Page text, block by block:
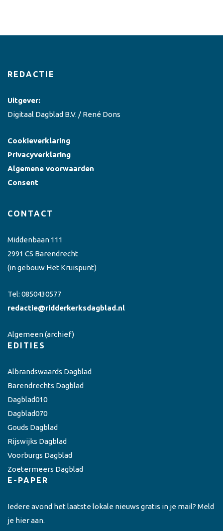
REDACTIE
Uitgever:
Digitaal Dagblad B.V. / René Dons
Cookieverklaring
Privacyverklaring
Algemene voorwaarden
Consent
CONTACT
Middenbaan 111
2991 CS Barendrecht
(in gebouw Het Kruispunt)
Tel: 0850430577
redactie@ridderkerksdagblad.nl
Algemeen(archief)
EDITIES
Albrandswaards Dagblad
Barendrechts Dagblad
Dagblad010
Dagblad070
Gouds Dagblad
Rijswijks Dagblad
Voorburgs Dagblad
Zoetermeers Dagblad
E-PAPER
Iedere avond het laatste lokale nieuws gratis in je mail? Meld
je hier aan.